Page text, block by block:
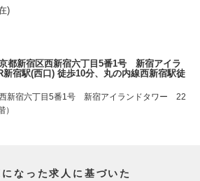
)
都新宿区西新宿六丁目5番1号 新宿アイラ
駅(西口) 徒歩10分、丸の内線西新宿駅徒
新宿六丁目5番1号 新宿アイランドタワー 22
なった求人に基づいた